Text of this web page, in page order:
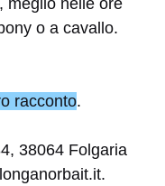
o a cavallo.
racconto.
38064 Folgaria